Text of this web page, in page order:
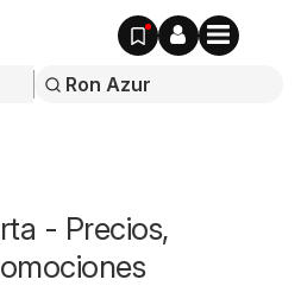
- Precios,